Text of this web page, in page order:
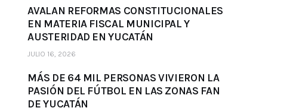
AVALAN REFORMAS CONSTITUCIONALES
EN MATERIA FISCAL MUNICIPAL Y
AUSTERIDAD EN YUCATÁN
JULIO 16, 2026
MÁS DE 64 MIL PERSONAS VIVIERON LA
PASIÓN DEL FÚTBOL EN LAS ZONAS FAN
DE YUCATÁN